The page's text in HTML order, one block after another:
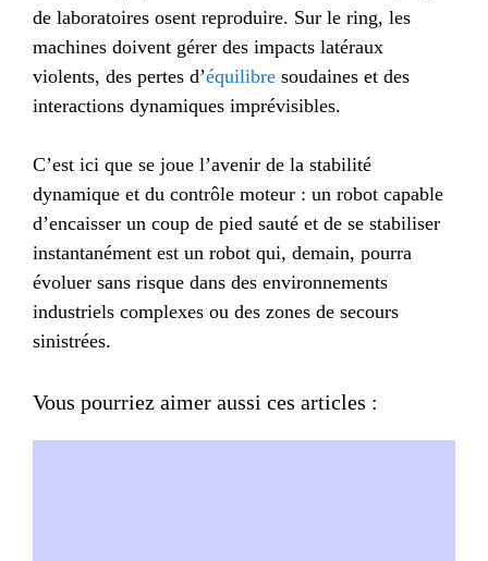
de laboratoires osent reproduire. Sur le ring, les
machines doivent gérer des impacts latéraux
violents, des pertes d’équilibre soudaines et des
interactions dynamiques imprévisibles.
C’est ici que se joue l’avenir de la stabilité
dynamique et du contrôle moteur : un robot capable
d’encaisser un coup de pied sauté et de se stabiliser
instantanément est un robot qui, demain, pourra
évoluer sans risque dans des environnements
industriels complexes ou des zones de secours
sinistrées.
Vous pourriez aimer aussi ces articles :